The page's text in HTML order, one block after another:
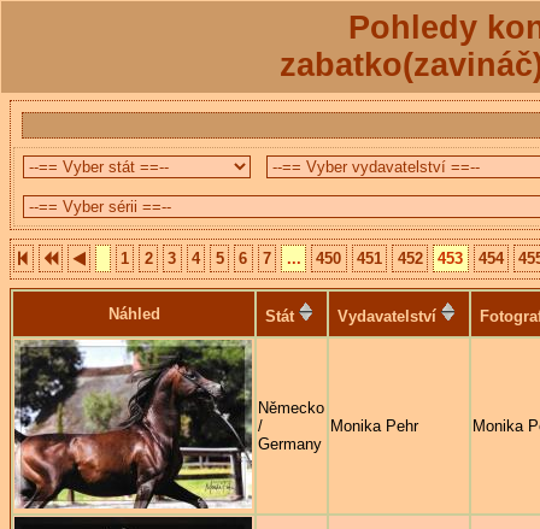
Pohledy
1 2 3 4 5 6 7 ... 450 451 452 453 454
Náhled Stát Vydavatelství
Německo
/
Germany
Monika Pehr Monika